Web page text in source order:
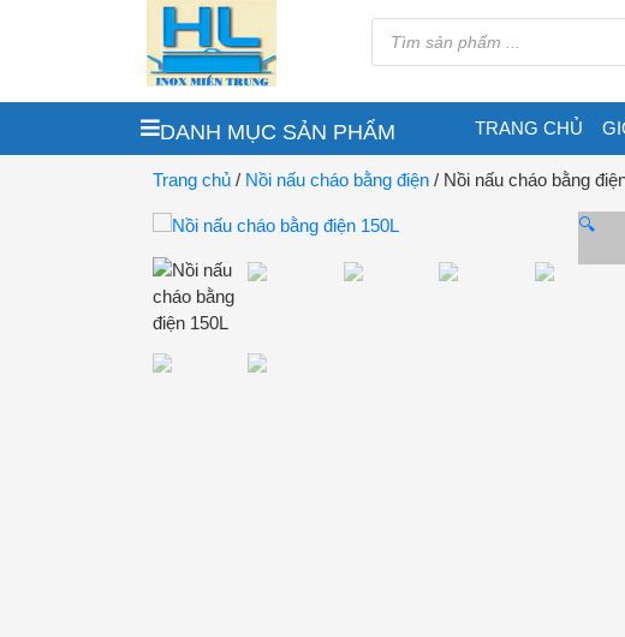
DANH MỤC SẢN PHẨM TRANG CHỦ
Trang chủ / Nồi nấu cháo bằng điện / Nồi nấu cháo bằng
🔍